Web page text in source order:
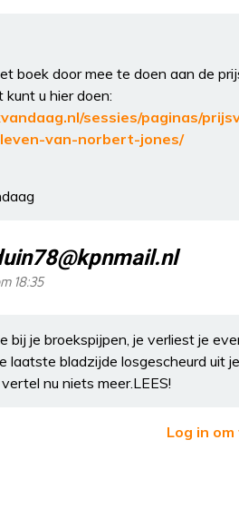
boek door mee te doen aan de
u hier doen:
sessies/paginas/
van-norbert-jones/
18:35
bij je broekspijpen, je verliest je
laatste bladzijde losgescheurd uit
nu niets meer.LEES!
Log in